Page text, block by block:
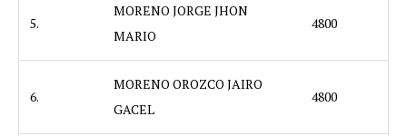
5.
MORENO JORGE JHON
MARIO
4800
6.
MORENO OROZCO JAIRO
GACEL
4800